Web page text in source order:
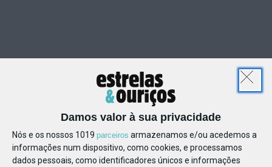
Damos valor à sua privacidade
Nós e os nossos 1019 parceiros armazenamos e/ou acedemos a
informações num dispositivo, como cookies, e processamos
dados pessoais, como identificadores únicos e informações